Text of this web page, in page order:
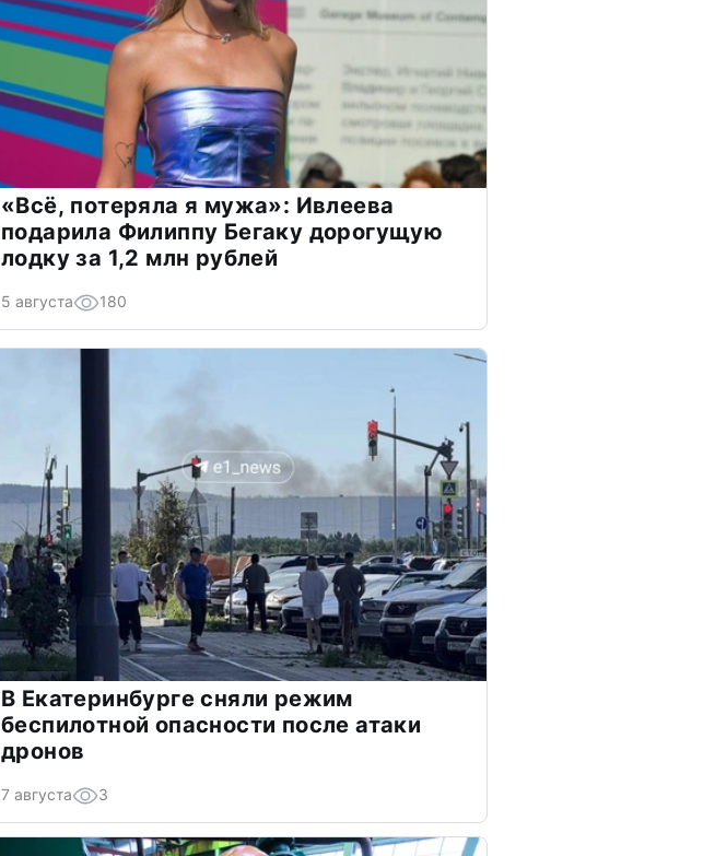
«Всё, потеряла я мужа»: Ивлеева
подарила Филиппу Бегаку дорогущую
лодку за 1,2 млн рублей
5 августа 180
В Екатеринбурге сняли режим
беспилотной опасности после атаки
дронов
7 августа 3